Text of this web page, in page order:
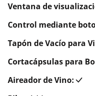
Ventana de
Control mediante
Tapón de Vacío para
Cortacápsulas para
Aireador de Vino: